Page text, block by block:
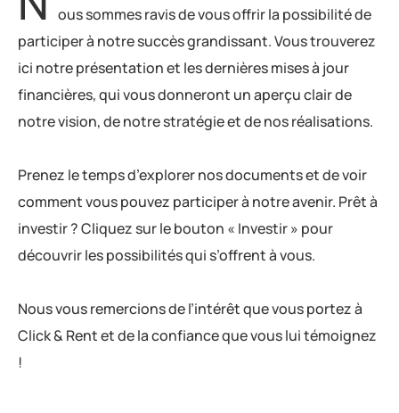
ous sommes ravis de vous offrir la possibilité de
participer à notre succès grandissant. Vous trouverez
ici notre présentation et les dernières mises à jour
financières, qui vous donneront un aperçu clair de
notre vision, de notre stratégie et de nos réalisations.
Prenez le temps d’explorer nos documents et de voir
comment vous pouvez participer à notre avenir. Prêt à
investir ? Cliquez sur le bouton « Investir » pour
découvrir les possibilités qui s’offrent à vous.
Nous vous remercions de l’intérêt que vous portez à
Click & Rent et de la confiance que vous lui témoignez
!